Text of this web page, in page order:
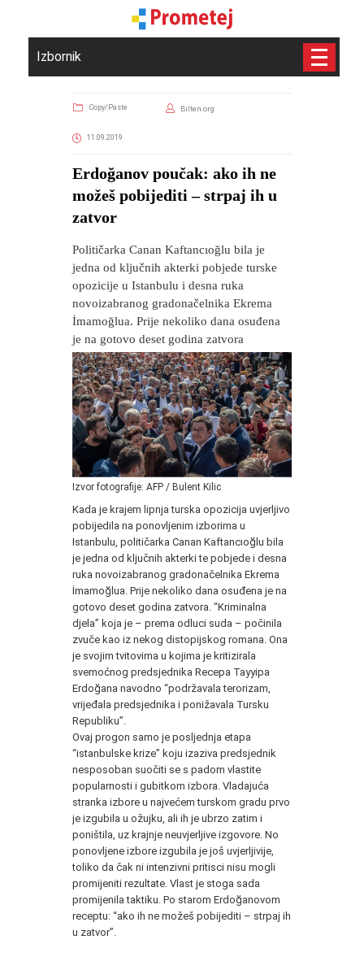
Izbornik
Copy/Paste Bilten.org
11.09.2019
Erdoğanov poučak: ako ih ne
možeš pobijediti – strpaj ih u
zatvor
Političarka Canan Kaftancıoğlu bila je
jedna od ključnih akterki pobjede turske
opozicije u Istanbulu i desna ruka
novoizabranog gradonačelnika Ekrema
İmamoğlua. Prije nekoliko dana osuđena
je na gotovo deset godina zatvora
Izvor fotografije: AFP / Bulent Kilic
Kada je krajem lipnja turska opozicija uvjerljivo
pobijedila na ponovljenim izborima u
Istanbulu, političarka Canan Kaftancıoğlu bila
je jedna od ključnih akterki te pobjede i desna
ruka novoizabranog gradonačelnika Ekrema
İmamoğlua. Prije nekoliko dana osuđena je na
gotovo deset godina zatvora. “Kriminalna
djela” koja je – prema odluci suda – počinila
zvuče kao iz nekog distopijskog romana. Ona
je svojim tvitovima u kojima je kritizirala
svemoćnog predsjednika Recepa Tayyipa
Erdoğana navodno “podržavala terorizam,
vrijeđala predsjednika i ponižavala Tursku
Republiku”.
Ovaj progon samo je posljednja etapa
“istanbulske krize” koju izaziva predsjednik
nesposoban suočiti se s padom vlastite
popularnosti i gubitkom izbora. Vladajuća
stranka izbore u najvećem turskom gradu prvo
je izgubila u ožujku, ali ih je ubrzo zatim i
poništila, uz krajnje neuvjerljive izgovore. No
ponovljene izbore izgubila je još uvjerljivije,
toliko da čak ni intenzivni pritisci nisu mogli
promijeniti rezultate. Vlast je stoga sada
promijenila taktiku. Po starom Erdoğanovom
receptu: “ako ih ne možeš pobijediti – strpaj ih
u zatvor”.